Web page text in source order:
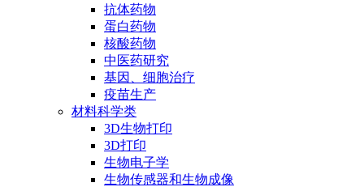
抗体药物
蛋白药物
核酸药物
中医药研究
基因、细胞治疗
疫苗生产
材料科学类
3D生物打印
3D打印
生物电子学
生物传感器和生物成像